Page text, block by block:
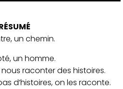
un chemin.
un homme.
nous raconter des histoires.
d’histoires, on les raconte.